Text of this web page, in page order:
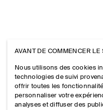
AVANT DE COMMENCER LE
Nous utilisons des cookies
technologies de suivi
offrir toutes les
personnaliser votre
analyses et diffuser des